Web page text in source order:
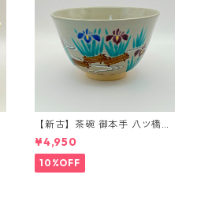
【新古】茶碗 御本手 八ツ橋
中村華峰 紙箱入
¥4,950
10%OFF